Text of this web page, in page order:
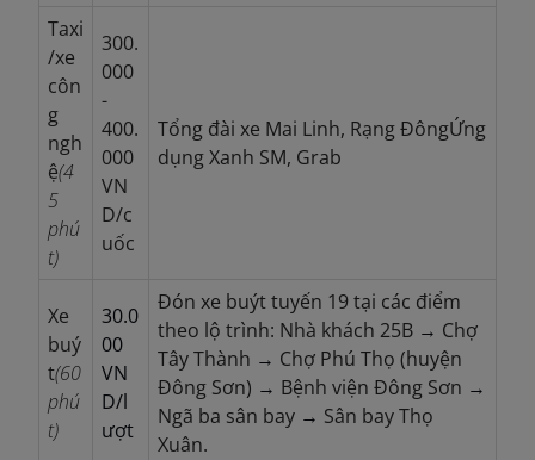
Taxi
/xe
côn
g
ngh
ệ(4
5
phú
t)
300.
000
-
400.
000
VN
D/c
uốc
Tổng đài xe Mai Linh, Rạng ĐôngỨng
dụng Xanh SM, Grab
Xe
buý
t(60
phú
t)
30.0
00
VN
D/l
ượt
Đón xe buýt tuyến 19 tại các điểm
theo lộ trình: Nhà khách 25B → Chợ
Tây Thành → Chợ Phú Thọ (huyện
Đông Sơn) → Bệnh viện Đông Sơn →
Ngã ba sân bay → Sân bay Thọ
Xuân.